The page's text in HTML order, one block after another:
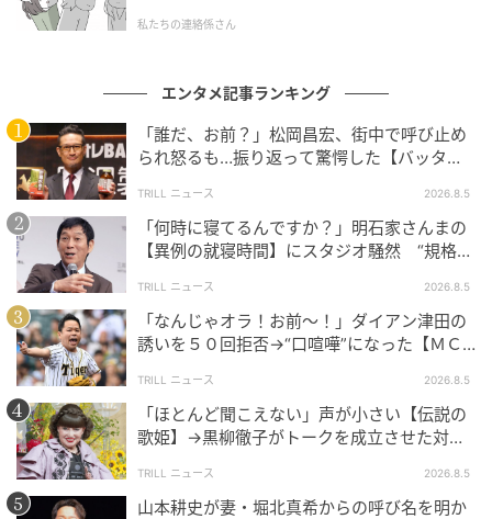
#1 夫の「元不倫相手」から、１通の手紙が
の記事をもっとみる
私たちの連絡係さん
エンタメ記事ランキング
「誰だ、お前？」松岡昌宏、街中で呼び止め
られ怒るも…振り返って驚愕した【バッタリ
TRILL ニュース 2026.8.5
「何時に寝てるんですか？」明石家さんまの
【異例の就寝時間】にスタジオ騒然 “規格外
TRILL ニュース 2026.8.5
「なんじゃオラ！お前～！」ダイアン津田の
誘いを５０回拒否→“口喧嘩”になった【ＭＣ
TRILL ニュース 2026.8.5
「ほとんど聞こえない」声が小さい【伝説の
歌姫】→黒柳徹子がトークを成立させた対応
TRILL ニュース 2026.8.5
山本耕史が妻・堀北真希からの呼び名を明か